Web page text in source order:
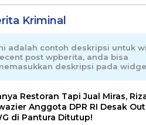
Kriminal
adalah contoh deskripsi untuk
post wpberita, anda bisa
deskripsi pada
Restoran Tapi Jual Miras,
Anggota DPR RI Desak
di Pantura Ditutup!